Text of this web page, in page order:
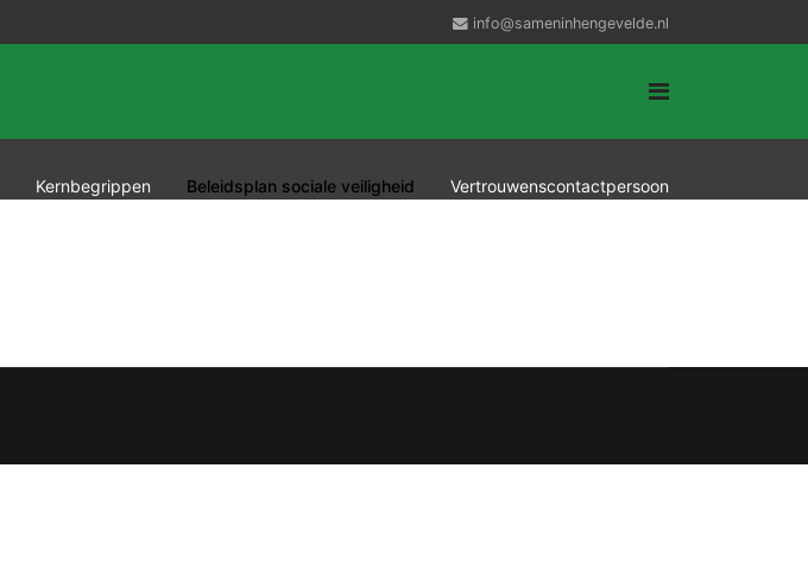
info@sameninhengevelde.nl
Kernbegrippen Beleidsplan sociale veiligheid Vertrouwenscontactpersoon